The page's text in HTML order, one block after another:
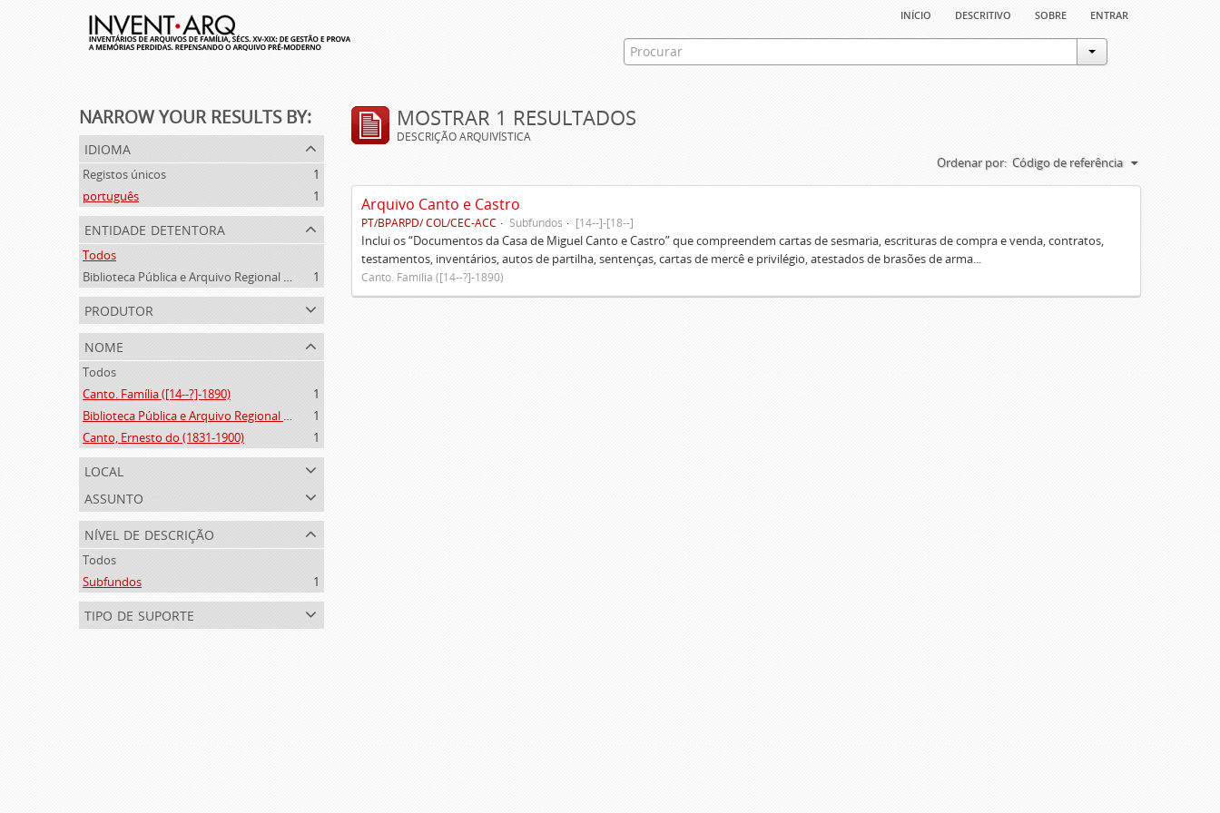
início descritivo sobre entrar
NARROW YOUR RESULTS BY:
idioma
Registos únicos
1
português
1
entidade detentora
Todos
Biblioteca Pública e Arquivo Regional de Ponta Delgada
1
produtor
nome
Todos
Canto. Família ([14--?]-1890)
1
Biblioteca Pública e Arquivo Regional de Ponta Delgada (1841- )
1
Canto, Ernesto do (1831-1900)
1
local
assunto
nível de descrição
Todos
Subfundos
1
tipo de suporte
MOSTRAR 1 RESULTADOS
DESCRIÇÃO ARQUIVÍSTICA
Ordenar por: Código de referência
Arquivo Canto e Castro
PT/BPARPD/ COL/CEC-ACC Subfundos [14--]-[18--]
Inclui os “Documentos da Casa de Miguel Canto e Castro” que compreendem cartas de sesmaria, escrituras de compra e venda, contratos,
testamentos, inventários, autos de partilha, sentenças, cartas de mercê e privilégio, atestados de brasões de arma...
Canto. Família ([14--?]-1890)